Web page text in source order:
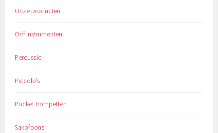
Onze producten
Orff instrumenten
Percussie
Piccolo's
Pocket trompetten
Saxofoons